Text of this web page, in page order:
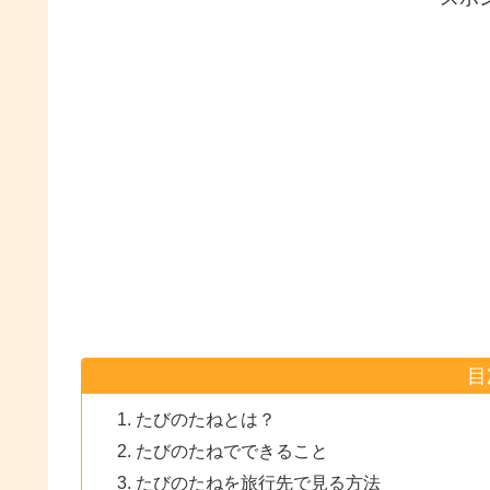
たびのたねとは？
たびのたねでできること
たびのたねを旅行先で見る方法